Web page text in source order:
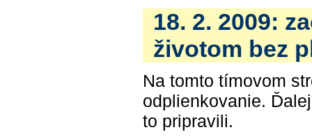
18. 2. 2009:
životom bez
Na tomto tímovom
odplienkovanie.
to pripravili.